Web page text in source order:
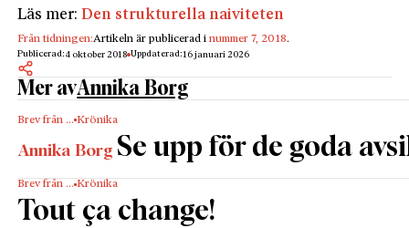
Läs mer:Den strukturella naiviteten
Från tidningen:Artikeln är publicerad inummer 7, 2018.
Publicerad:4 oktober 2018 Uppdaterad:16 januari 2026
Mer avAnnika Borg
Brev från … Krönika
Annika Borg Se upp för de goda
Brev från … Krönika
Tout ça change!